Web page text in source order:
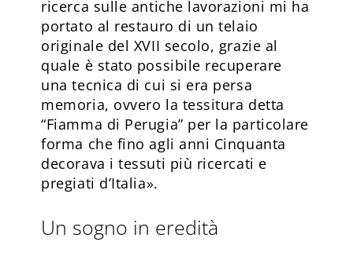
ricerca sulle antiche lavorazioni mi ha
portato al restauro di un telaio
originale del XVII secolo, grazie al
quale è stato possibile recuperare
una tecnica di cui si era persa
memoria, ovvero la tessitura detta
“Fiamma di Perugia” per la particolare
forma che fino agli anni Cinquanta
decorava i tessuti più ricercati e
pregiati d’Italia».
Un sogno in eredità